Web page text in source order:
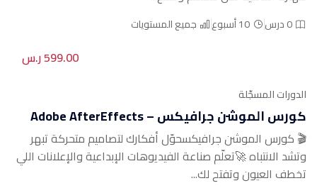
0 درس 10 أسبوع جميع المستويات
599.00 ر.س
الدورات المسجّلة
كورس الموشن جرافيكس – Adobe AfterEffects
🎬 كورس الموشن جرافيكسحوّل أفكارك لتصاميم متحركة تبهر
وتشد الانتباه 🚀تعلّم صناعة الفيديوهات الإبداعية والإعلانات اللي
تخطف العيون وتفتح لك...